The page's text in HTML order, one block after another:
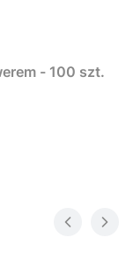
- 100 szt.